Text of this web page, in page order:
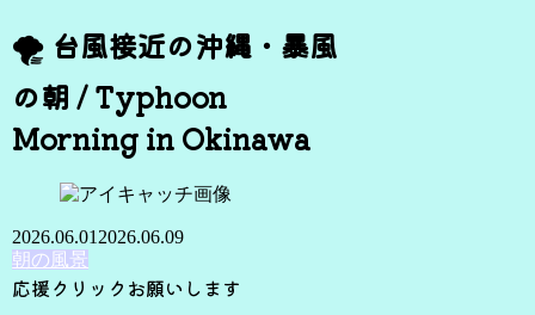
🌪️ 台風接近の沖縄・暴風
の朝 / Typhoon
Morning in Okinawa
2026.06.01 2026.06.09
朝の風景
応援クリックお願いします